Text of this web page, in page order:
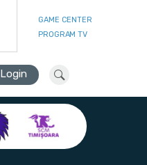
GAME CENTER
PROGRAM TV
Login